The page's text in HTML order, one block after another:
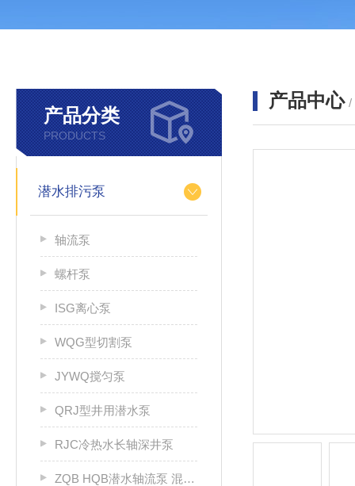
产品分类
PRODUCTS
潜水排污泵
轴流泵
螺杆泵
ISG离心泵
WQG型切割泵
JYWQ搅匀泵
QRJ型井用潜水泵
RJC冷热水长轴深井泵
ZQB HQB潜水轴流泵 混流泵
产品中心 /